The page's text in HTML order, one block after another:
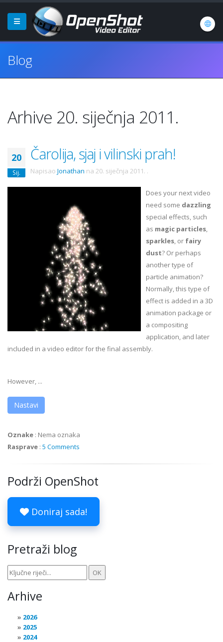
Blog
Arhive 20. siječnja 2011.
20
Sij.
Čarolija, sjaj i vilinski prah!
Napisao Jonathan na 20. siječnja 2011. .
Does your next video
need some dazzling
special effects, such
as magic particles,
sparkles, or fairy
dust? Or perhaps
another type of
particle animation?
Normally, this type of
effect is added in a 3D
animation package or
a compositing
application, and later
included in a video editor for the final assembly.
However, ...
Nastavi
Oznake : Nema oznaka
Rasprave : 5 Comments
Podrži OpenShot
Doniraj sada!
Pretraži blog
Arhive
2026
2025
2024